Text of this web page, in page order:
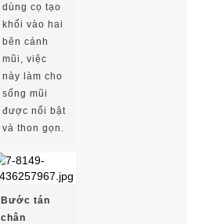
dùng cọ tạo
khối vào hai
bên cánh
mũi, việc
này làm cho
sống mũi
được nổi bật
và thon gọn.
Bước tán
chân